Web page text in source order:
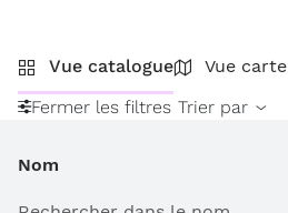
Vue catalogue
Vue carte
Fermer les filtres Trier par
Nom